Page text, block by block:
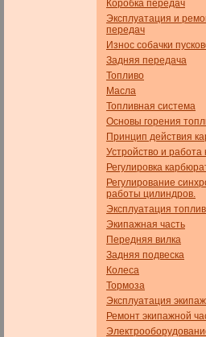
Коробка передач
Эксплуатация и
передач
Износ собачки
Задняя передача
Топливо
Масла
Топливная система
Основы горения
Принцип действия
Устройство и
Регулировка
Регулирование
работы цилиндров.
Эксплуатация
Экипажная часть
Передняя вилка
Задняя подвеска
Колеса
Тормоза
Эксплуатация
Ремонт экипажной